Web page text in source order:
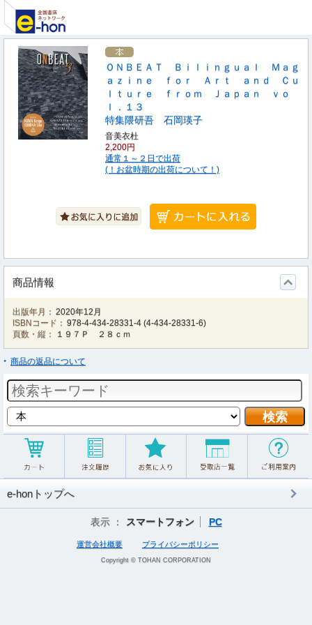
ＯＮＢＥＡＴ Ｂｉｌｉｎｇｕａｌ Ｍａｇ
ａｚｉｎｅ ｆｏｒ Ａｒｔ ａｎｄ Ｃｕ
ｌｔｕｒｅ ｆｒｏｍ Ｊａｐａｎ ｖｏ
ｌ．１３
特集隈研吾 石岡瑛子
音美衣杜
2,200円
通常１～２日で出荷
(！お盆時期の出荷について！)
商品情報
出版年月： 2020年12月
ISBNコード： 978-4-434-28331-4 (4-434-28331-6)
頁数・縦：
１９７Ｐ ２８ｃｍ
商品の返品について
e-honトップへ
表示 ： スマートフォン PC
運営会社概要 プライバシーポリシー
Copyright © TOHAN CORPORATION